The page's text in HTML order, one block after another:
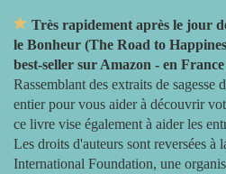
Très rapidement après le jour
le Bonheur (The Road to
best-seller sur Amazon - en
Rassemblant des extraits de sagesse
entier pour vous aider à découvrir
ce livre vise également à aider les
Les droits d'auteurs sont reversées à
International Foundation, une